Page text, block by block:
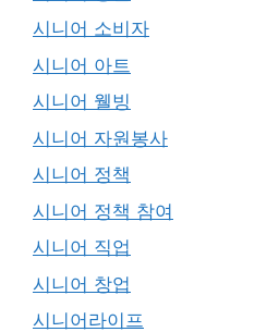
시니어 소비자
시니어 아트
시니어 웰빙
시니어 자원봉사
시니어 정책
시니어 정책 참여
시니어 직업
시니어 창업
시니어라이프